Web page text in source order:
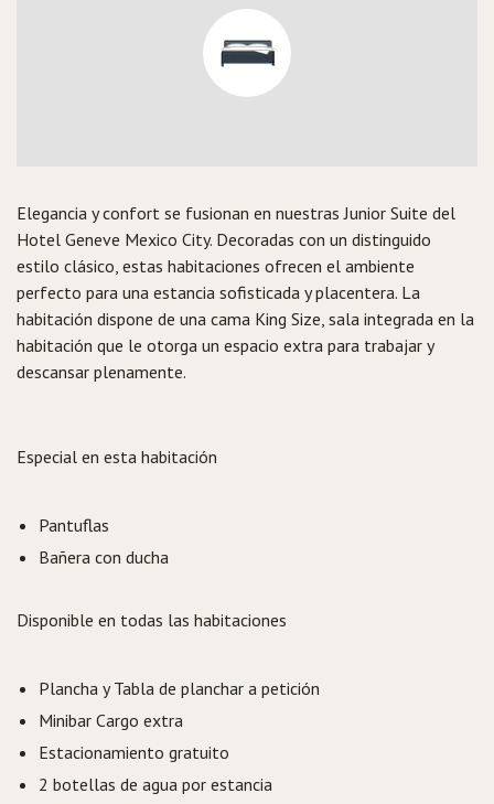
Elegancia y confort se fusionan en nuestras Junior Suite del
Hotel Geneve Mexico City. Decoradas con un distinguido
estilo clásico, estas habitaciones ofrecen el ambiente
perfecto para una estancia sofisticada y placentera. La
habitación dispone de una cama King Size, sala integrada en la
habitación que le otorga un espacio extra para trabajar y
descansar plenamente.
Especial en esta habitación
Pantuflas
Bañera con ducha
Disponible en todas las habitaciones
Plancha y Tabla de planchar a petición
Minibar Cargo extra
Estacionamiento gratuito
2 botellas de agua por estancia